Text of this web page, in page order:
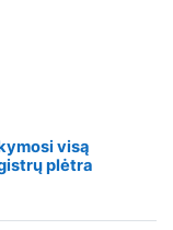
visą
plėtra